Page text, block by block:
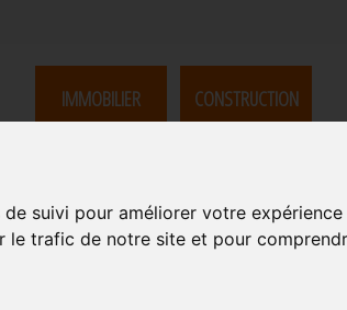
suivi pour améliorer votre
le trafic de notre site et pour
IMMOBILIER CONSTRUCTION